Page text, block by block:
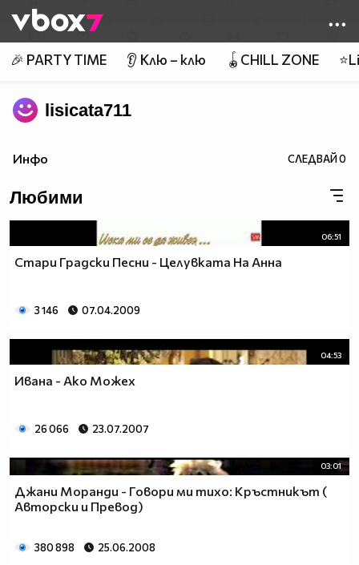
👾
🎉 PARTY TIME 👂 Клю – клю 🪀CHILL ZONE
lisicata711
Инфо СЛЕДВАЙ0
Любими
06:51
Стари Градски Песни - Целувката На Анна
3 146 07.04.2009
04:53
Ивана - Ако Можех
26 066 23.07.2007
03:01
Джани Моранди - Говори ми тихо: Кръстникът (
Авторски и Превод)
380 898 25.06.2008